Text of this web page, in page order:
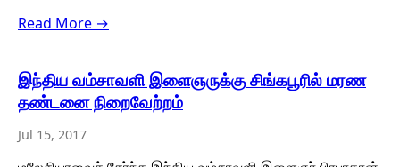
Read More →
இந்திய வம்சாவளி இளைஞருக்கு சிங்கபூரில் மரண
தண்டனை நிறைவேற்றம்
Jul 15, 2017